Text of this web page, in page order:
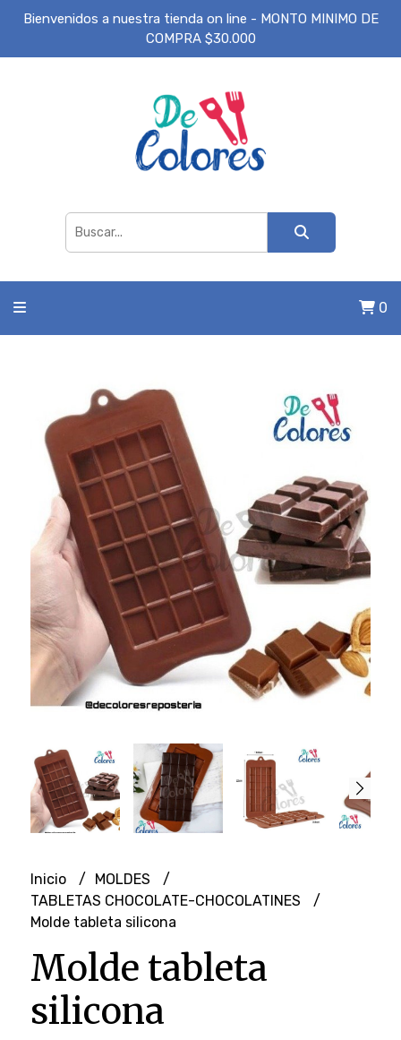
Bienvenidos a nuestra tienda on line - MONTO MINIMO DE
COMPRA $30.000
0
Inicio
MOLDES
TABLETAS CHOCOLATE-CHOCOLATINES
Molde tableta silicona
Molde tableta
silicona